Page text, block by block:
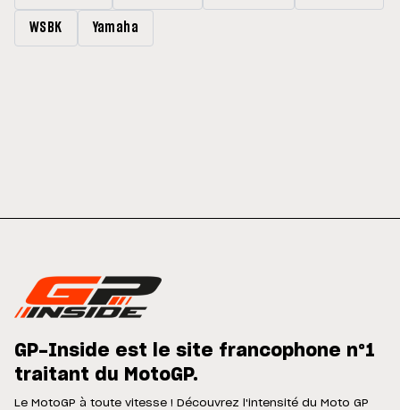
WSBK Yamaha
GP-Inside est le site francophone n°1
traitant du MotoGP.
Le MotoGP à toute vitesse ! Découvrez l'intensité du Moto GP